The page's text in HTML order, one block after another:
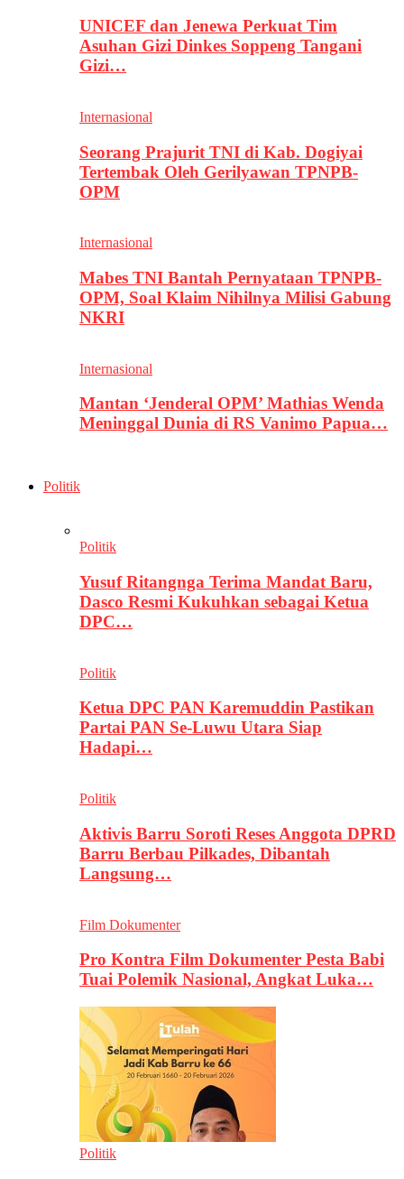
UNICEF dan Jenewa Perkuat Tim
Asuhan Gizi Dinkes Soppeng Tangani
Gizi…
Internasional
Seorang Prajurit TNI di Kab. Dogiyai
Tertembak Oleh Gerilyawan TPNPB-
OPM
Internasional
Mabes TNI Bantah Pernyataan TPNPB-
OPM, Soal Klaim Nihilnya Milisi Gabung
NKRI
Internasional
Mantan ‘Jenderal OPM’ Mathias Wenda
Meninggal Dunia di RS Vanimo Papua…
Politik
Politik
Yusuf Ritangnga Terima Mandat Baru,
Dasco Resmi Kukuhkan sebagai Ketua
DPC…
Politik
Ketua DPC PAN Karemuddin Pastikan
Partai PAN Se-Luwu Utara Siap
Hadapi…
Politik
Aktivis Barru Soroti Reses Anggota DPRD
Barru Berbau Pilkades, Dibantah
Langsung…
Film Dokumenter
Pro Kontra Film Dokumenter Pesta Babi
Tuai Polemik Nasional, Angkat Luka…
Politik